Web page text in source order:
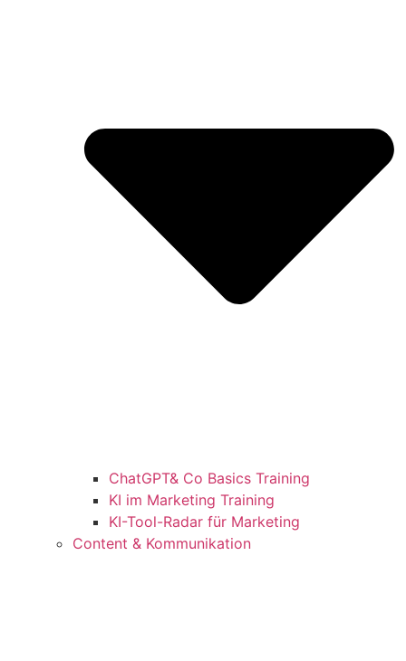
ChatGPT& Co Basics Training
KI im Marketing Training
KI-Tool-Radar für Marketing
Content & Kommunikation